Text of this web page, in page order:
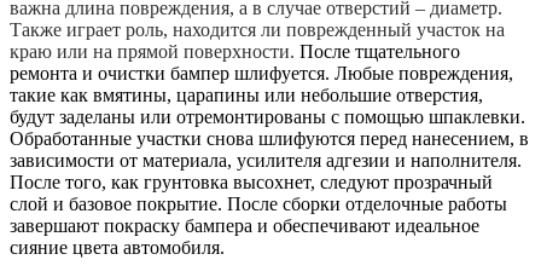
важна длина повреждения, а в случае отверстий – диаметр.
Также играет роль, находится ли поврежденный участок на
краю или на прямой поверхности. После тщательного
ремонта и очистки бампер шлифуется. Любые повреждения,
такие как вмятины, царапины или небольшие отверстия,
будут заделаны или отремонтированы с помощью шпаклевки.
Обработанные участки снова шлифуются перед нанесением, в
зависимости от материала, усилителя адгезии и наполнителя.
После того, как грунтовка высохнет, следуют прозрачный
слой и базовое покрытие. После сборки отделочные работы
завершают покраску бампера и обеспечивают идеальное
сияние цвета автомобиля.